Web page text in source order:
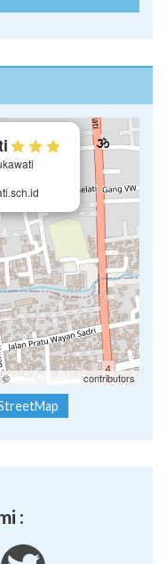
©OpenStreetMapcontributors
: